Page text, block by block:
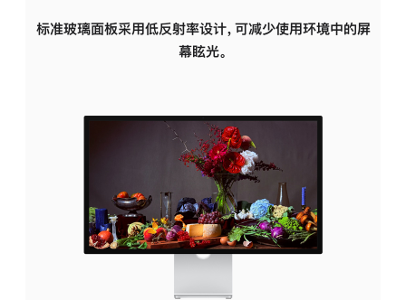
标准玻璃面板采用低反射率设计，可减少使用环境中的屏
幕眩光。